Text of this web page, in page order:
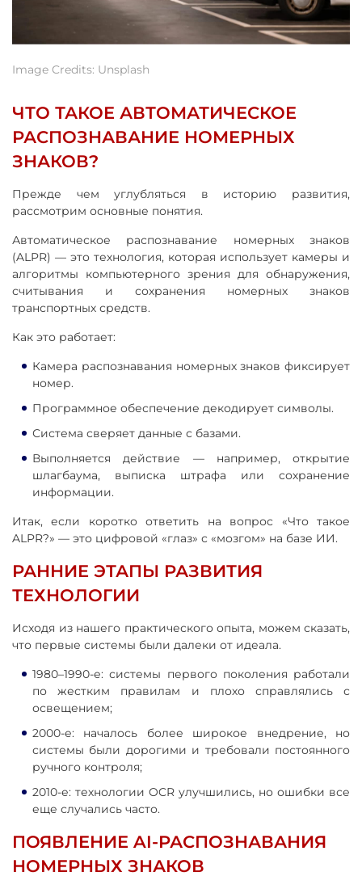
Image Credits: Unsplash
ЧТО ТАКОЕ АВТОМАТИЧЕСКОЕ
РАСПОЗНАВАНИЕ НОМЕРНЫХ
ЗНАКОВ?
Прежде чем углубляться в историю развития,
рассмотрим основные понятия.
Автоматическое распознавание номерных знаков
(ALPR) — это технология, которая использует камеры и
алгоритмы компьютерного зрения для обнаружения,
считывания и сохранения номерных знаков
транспортных средств.
Как это работает:
Камера распознавания номерных знаков фиксирует
номер.
Программное обеспечение декодирует символы.
Система сверяет данные с базами.
Выполняется действие — например, открытие
шлагбаума, выписка штрафа или сохранение
информации.
Итак, если коротко ответить на вопрос «Что такое
ALPR?» — это цифровой «глаз» с «мозгом» на базе ИИ.
РАННИЕ ЭТАПЫ РАЗВИТИЯ
ТЕХНОЛОГИИ
Исходя из нашего практического опыта, можем сказать,
что первые системы были далеки от идеала.
1980–1990-е: системы первого поколения работали
по жестким правилам и плохо справлялись с
освещением;
2000-е: началось более широкое внедрение, но
системы были дорогими и требовали постоянного
ручного контроля;
2010-е: технологии OCR улучшились, но ошибки все
еще случались часто.
ПОЯВЛЕНИЕ AI-РАСПОЗНАВАНИЯ
НОМЕРНЫХ ЗНАКОВ